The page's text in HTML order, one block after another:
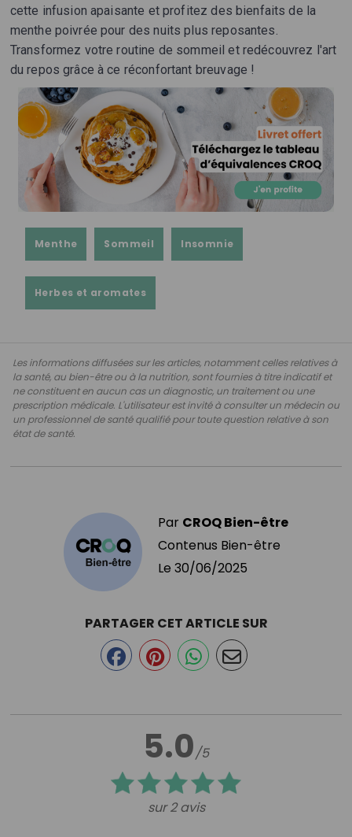
cette infusion apaisante et profitez des bienfaits de la
menthe poivrée pour des nuits plus reposantes.
Transformez votre routine de sommeil et redécouvrez l'art
du repos grâce à ce réconfortant breuvage !
Menthe Sommeil Insomnie
Herbes et aromates
Les informations diffusées sur les articles, notamment celles relatives à
la santé, au bien-être ou à la nutrition, sont fournies à titre indicatif et
ne constituent en aucun cas un diagnostic, un traitement ou une
prescription médicale. L'utilisateur est invité à consulter un médecin ou
un professionnel de santé qualifié pour toute question relative à son
état de santé.
Par CROQ Bien-être
Contenus Bien-être
Le 30/06/2025
5.0/5
sur 2 avis
PARTAGER CET ARTICLE SUR